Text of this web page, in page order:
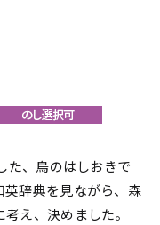
た、鳥のはしおきで
英辞典を見ながら、森
え、決めました。